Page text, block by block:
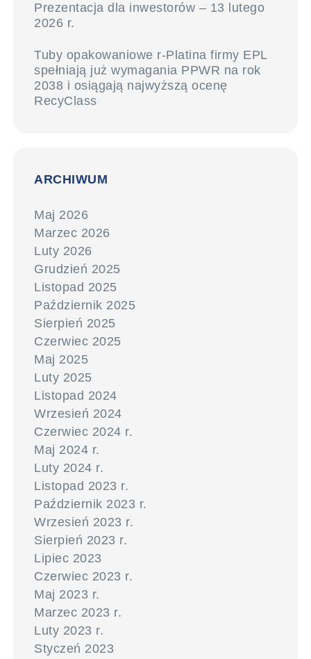
Prezentacja dla inwestorów – 13 lutego
2026 r.
Tuby opakowaniowe r-Platina firmy EPL
spełniają już wymagania PPWR na rok
2038 i osiągają najwyższą ocenę
RecyClass
ARCHIWUM
Maj 2026
Marzec 2026
Luty 2026
Grudzień 2025
Listopad 2025
Październik 2025
Sierpień 2025
Czerwiec 2025
Maj 2025
Luty 2025
Listopad 2024
Wrzesień 2024
Czerwiec 2024 r.
Maj 2024 r.
Luty 2024 r.
Listopad 2023 r.
Październik 2023 r.
Wrzesień 2023 r.
Sierpień 2023 r.
Lipiec 2023
Czerwiec 2023 r.
Maj 2023 r.
Marzec 2023 r.
Luty 2023 r.
Styczeń 2023